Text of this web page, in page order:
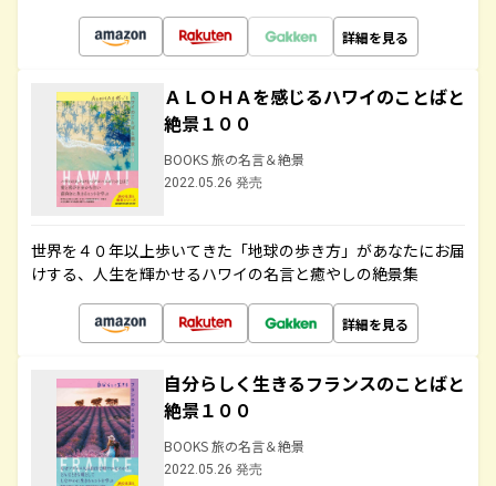
詳細を見る
ＡＬＯＨＡを感じるハワイのことばと
絶景１００
BOOKS 旅の名言＆絶景
2022.05.26 発売
世界を４０年以上歩いてきた「地球の歩き方」があなたにお届
けする、人生を輝かせるハワイの名言と癒やしの絶景集
詳細を見る
自分らしく生きるフランスのことばと
絶景１００
BOOKS 旅の名言＆絶景
2022.05.26 発売